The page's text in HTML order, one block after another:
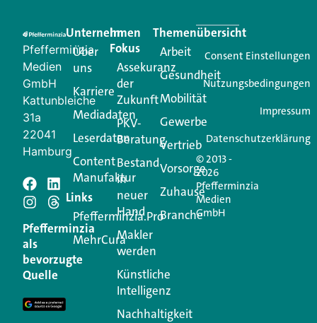
Creator für Ihre Kundenkommunikation. Alles, was
Ihren Vertriebsalltag leichter macht. Mit nur einem
Login.
Jetzt anmelden
Schreiben Sie einen
Kommentar
Ihre E-Mail-Adresse wird nicht veröffentlicht.
Erforderliche Felder sind mit
Kommentar
Pfefferminzia
Medien
GmbH
Kattunbleiche
31a
22041
Hamburg
Pfefferminzia
als
bevorzugte
Quelle
Unternehmen
Über
uns
Karriere
Mediadaten
Leserdaten
Content
Manufaktur
Links
Pfefferminzia.Pro
MehrCura
Im
Fokus
Assekuranz
der
Zukunft
PKV-
Beratung
Bestand
in
neuer
Hand
Makler
werden
Künstliche
Intelligenz
Nachhaltigkeit
Themenübersicht
Arbeit
Gesundheit
Mobilität
Gewerbe
Vertrieb
Vorsorge
Zuhause
Branche
© 2013 -
2026
Pfefferminzia
Medien
GmbH
Consent Einstellungen
Nutzungsbedingungen
Impressum
Datenschutzerklärung